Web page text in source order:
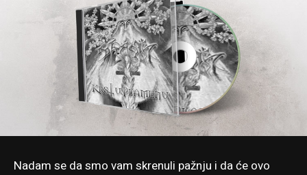
Nadam se da smo vam skrenuli pažnju i da će ovo